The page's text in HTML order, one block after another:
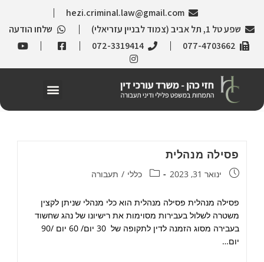
hezi.criminal.law@gmail.com
שפע טל 1, תל אביב (צמוד לבניין עזריאלי)
שלחו הודעה
077-4703662
072-3319414
פסילה מנהלית
ינואר 31, 2023 כללי / תעבורה
פסילה מנהלית פסילה מנהלית הוא כלי מנהלי שניתן לקצין
משטרה לשלול בעבירות מסוימות את רישיונו של נהג שחשוד
בעבירה מסוג הזמנה לדין לתקופה של 30 יום/ 60 יום /90
יום…